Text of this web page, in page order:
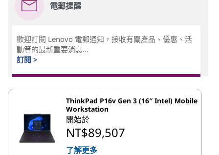
電郵提醒
歡迎訂閱 Lenovo 電郵通知，接收有關產品、優惠、活
動等的最新重要消息...
訂閱 >
ThinkPad P16v Gen 3 (16″ Intel) Mobile
Workstation
開始於
NT$89,507
了解更多